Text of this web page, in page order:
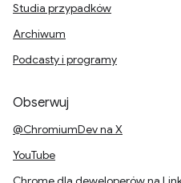
Studia przypadków
Archiwum
Podcasty i programy
Obserwuj
@ChromiumDev na X
YouTube